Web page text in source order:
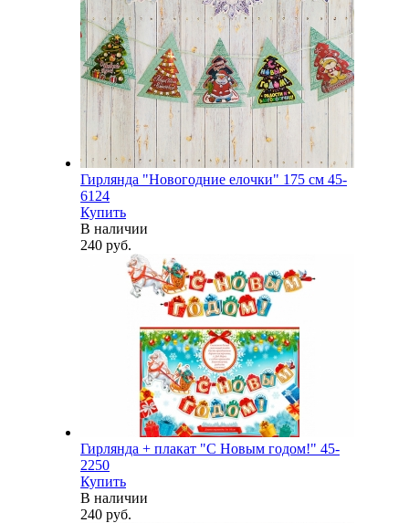
Гирлянда "Новогодние елочки" 175 см 45-
6124
Купить
В наличии
240 руб.
Гирлянда + плакат "С Новым годом!" 45-
2250
Купить
В наличии
240 руб.